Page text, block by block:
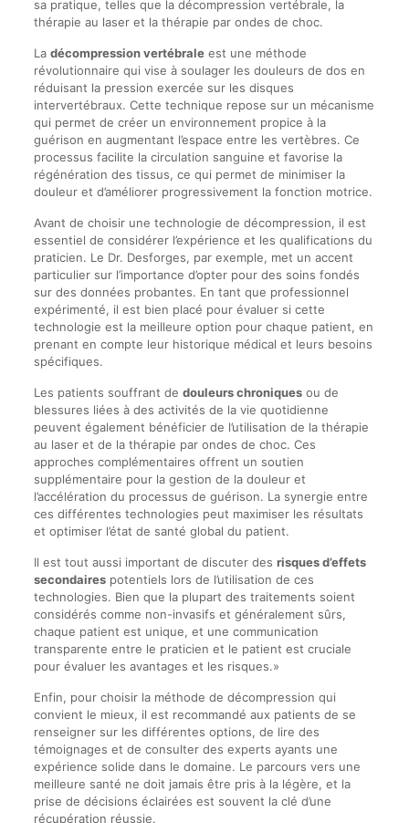
sa pratique, telles que la décompression vertébrale, la
thérapie au laser et la thérapie par ondes de choc.
La décompression vertébraleest une méthode
révolutionnaire qui vise à soulager les douleurs de dos en
réduisant la pression exercée sur les disques
intervertébraux. Cette technique repose sur un mécanisme
qui permet de créer un environnement propice à la
guérison en augmentant l’espace entre les vertèbres. Ce
processus facilite la circulation sanguine et favorise la
régénération des tissus, ce qui permet de minimiser la
douleur et d’améliorer progressivement la fonction motrice.
Avant de choisir une technologie de décompression, il est
essentiel de considérer l’expérience et les qualifications du
praticien. Le Dr. Desforges, par exemple, met un accent
particulier sur l’importance d’opter pour des soins fondés
sur des données probantes. En tant que professionnel
expérimenté, il est bien placé pour évaluer si cette
technologie est la meilleure option pour chaque patient, en
prenant en compte leur historique médical et leurs besoins
spécifiques.
Les patients souffrant de douleurs chroniquesou de
blessures liées à des activités de la vie quotidienne
peuvent également bénéficier de l’utilisation de la thérapie
au laser et de la thérapie par ondes de choc. Ces
approches complémentaires offrent un soutien
supplémentaire pour la gestion de la douleur et
l’accélération du processus de guérison. La synergie entre
ces différentes technologies peut maximiser les résultats
et optimiser l’état de santé global du patient.
Il est tout aussi important de discuter des risques d’effets
secondairespotentiels lors de l’utilisation de ces
technologies. Bien que la plupart des traitements soient
considérés comme non-invasifs et généralement sûrs,
chaque patient est unique, et une communication
transparente entre le praticien et le patient est cruciale
pour évaluer les avantages et les risques.»
Enfin, pour choisir la méthode de décompression qui
convient le mieux, il est recommandé aux patients de se
renseigner sur les différentes options, de lire des
témoignages et de consulter des experts ayants une
expérience solide dans le domaine. Le parcours vers une
meilleure santé ne doit jamais être pris à la légère, et la
prise de décisions éclairées est souvent la clé d’une
récupération réussie.